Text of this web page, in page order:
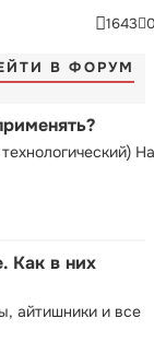
1643
В ФОРУМ
На
Как в них
айтишники и все